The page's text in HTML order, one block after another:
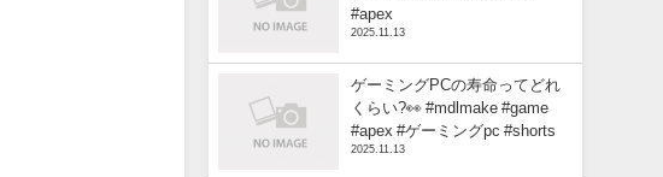
#apex
2025.11.13
ゲーミングPCの寿命ってどれ
くらい?👀 #mdlmake #game
#apex #ゲーミングpc #shorts
2025.11.13